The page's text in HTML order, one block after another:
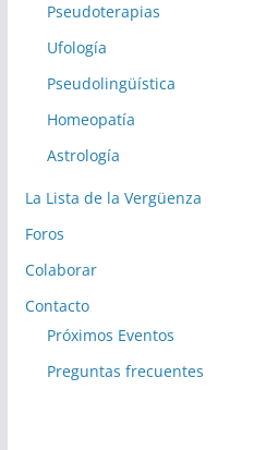
Pseudoterapias
Ufología
Pseudolingüística
Homeopatía
Astrología
La Lista de la Vergüenza
Foros
Colaborar
Contacto
Próximos Eventos
Preguntas frecuentes